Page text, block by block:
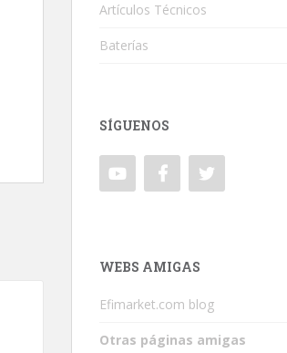
Artículos Técnicos
Baterías
SÍGUENOS
WEBS AMIGAS
Efimarket.com blog
Otras páginas amigas